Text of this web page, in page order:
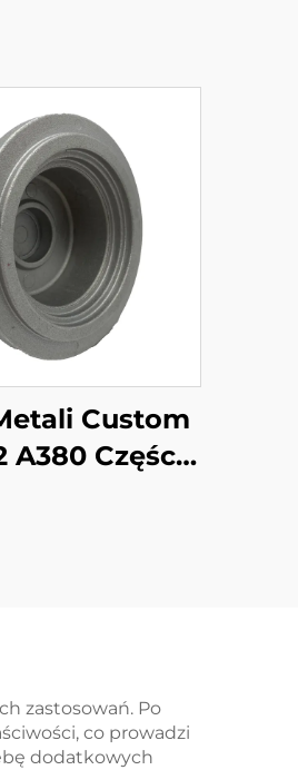
Custom
A380 Części
zastosowań. Po
co prowadzi
dodatkowych